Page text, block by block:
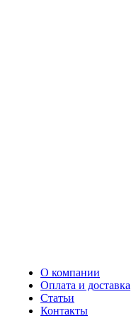
О компании
Оплата и доставка
Статьи
Контакты